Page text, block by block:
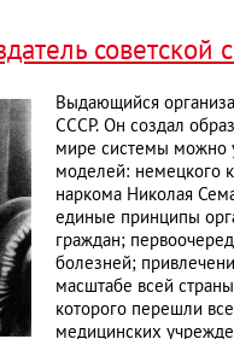
советской
Выдающийся
СССР. Он создал
мире системы можно
моделей: немецкого
наркома Николая
единые принципы
граждан;
болезней;
масштабе всей
которого перешли
медицинских